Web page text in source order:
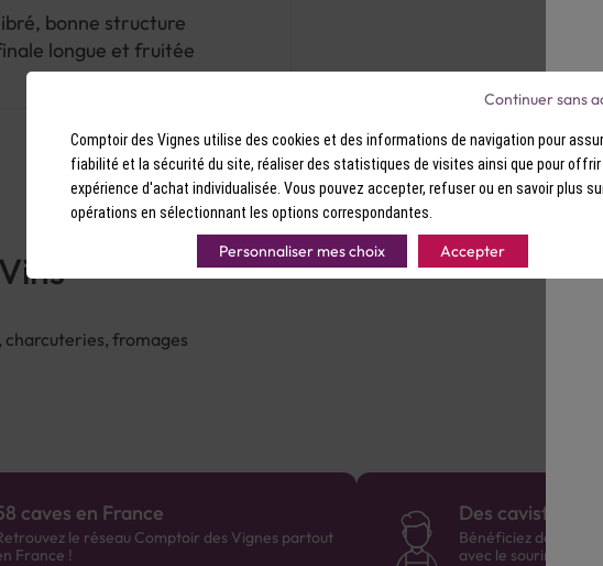
bonne structure
longue et fruitée
fromages
caves en France
le réseau Comptoir des Vignes partout
France !
Des cavistes à
Bénéficiez de
avec le sourire :)
Comptoir des Vignes utilise des cookies et des informations de navigation pour
fiabilité et la sécurité du site, réaliser des statistiques de visites ainsi que pour offrir
expérience d'achat individualisée. Vous pouvez accepter, refuser ou en savoir plus
opérations en sélectionnant les options correspondantes.
Personnaliser mes choix Accepter
Continuer sans